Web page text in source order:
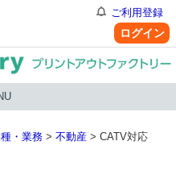
ご利用登録
ログイン
・業務 > 不動産 > CATV対応